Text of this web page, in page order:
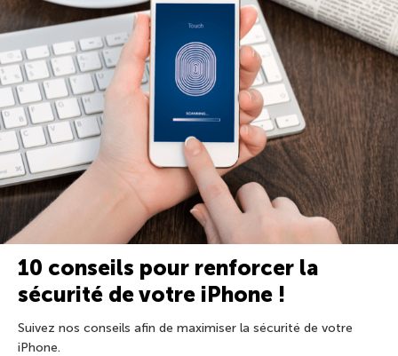
10 conseils pour renforcer la
sécurité de votre iPhone !
Suivez nos conseils afin de maximiser la sécurité de votre
iPhone.